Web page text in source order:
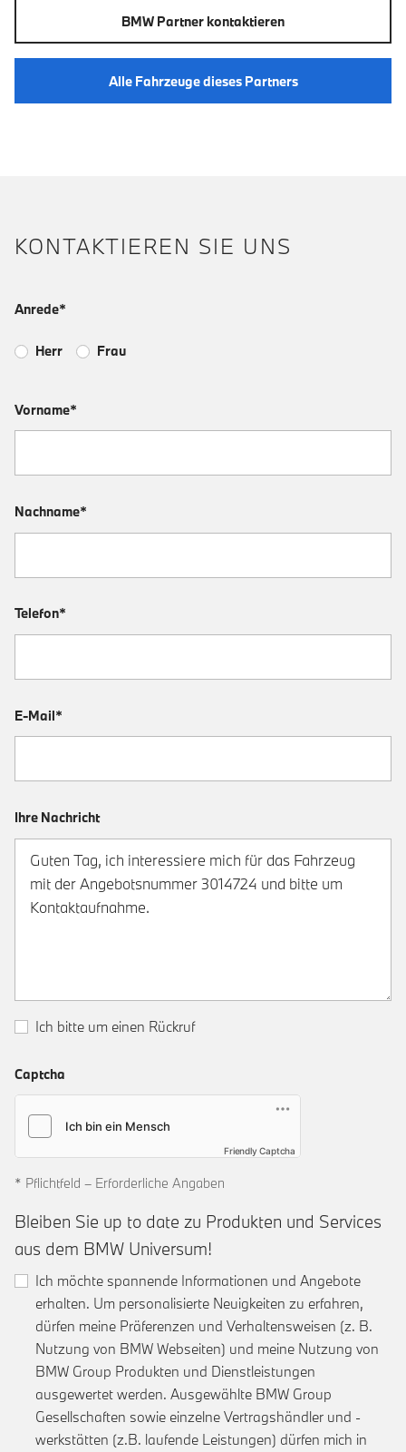
BMW Partner kontaktieren
Alle Fahrzeuge dieses Partners
KONTAKTIEREN SIE UNS
Anrede*
Herr Frau
Vorname*
Nachname*
Telefon*
E-Mail*
Ihre Nachricht
Ich bitte um einen Rückruf
Captcha
Friendly Captcha
* Pflichtfeld – Erforderliche Angaben
Bleiben Sie up to date zu Produkten und Services
aus dem BMW Universum!
Ich möchte spannende Informationen und Angebote
erhalten. Um personalisierte Neuigkeiten zu erfahren,
dürfen meine Präferenzen und Verhaltensweisen (z. B.
Nutzung von BMW Webseiten) und meine Nutzung von
BMW Group Produkten und Dienstleistungen
ausgewertet werden. Ausgewählte BMW Group
Gesellschaften sowie einzelne Vertragshändler und -
werkstätten (z.B. laufende Leistungen) dürfen mich in